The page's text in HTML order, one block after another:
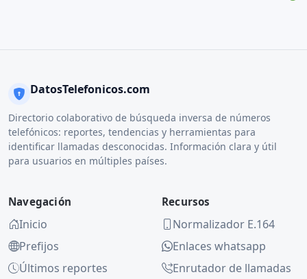
DatosTelefonicos.com
Directorio colaborativo de búsqueda inversa de números
telefónicos: reportes, tendencias y herramientas para
identificar llamadas desconocidas. Información clara y útil
para usuarios en múltiples países.
Navegación
Inicio
Prefijos
Últimos reportes
Recursos
Normalizador E.164
Enlaces whatsapp
Enrutador de llamadas